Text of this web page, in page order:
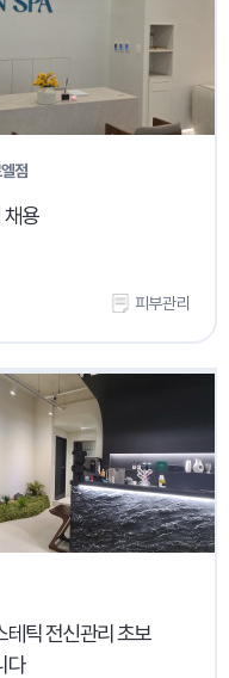
점
채용
피부관리
테틱 전신관리 초보
다